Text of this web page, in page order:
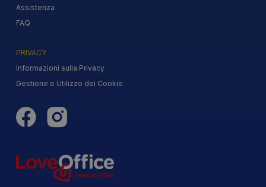
Assistenza
FAQ
PRIVACY
Informazioni sulla Privacy
Gestione e Utilizzo dei Cookie